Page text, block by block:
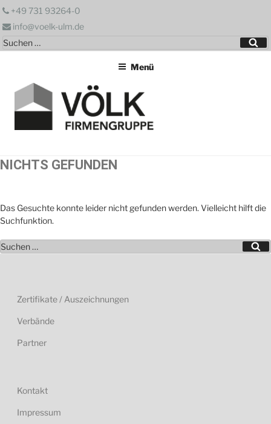
Zum
springen
+49 731 93264-0
info@voelk-ulm.de
Suchen
nach:
Menü
NICHTS GEFUNDEN
Das Gesuchte konnte leider nicht gefunden werden. Vielleicht hilft die
Suchfunktion.
Suchen
Zertifikate / Auszeichnungen
Verbände
Partner
Kontakt
Impressum